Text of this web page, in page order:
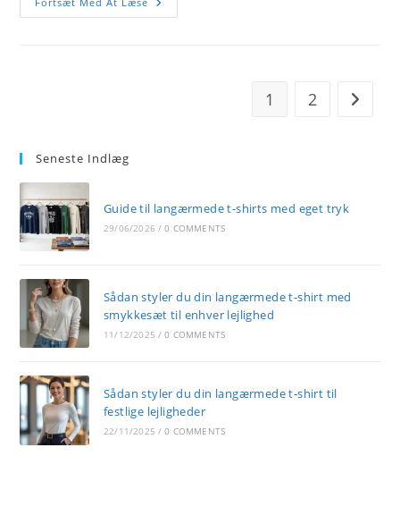
Styler
1 2 Go to
Seneste Indlæg
Guide til langærmede t-shirts med eget tryk
29/06/2026 / 0 COMMENTS
Sådan styler du din langærmede t-shirt med
smykkesæt til enhver lejlighed
11/12/2025 / 0 COMMENTS
Sådan styler du din langærmede t-shirt til
festlige lejligheder
22/11/2025 / 0 COMMENTS